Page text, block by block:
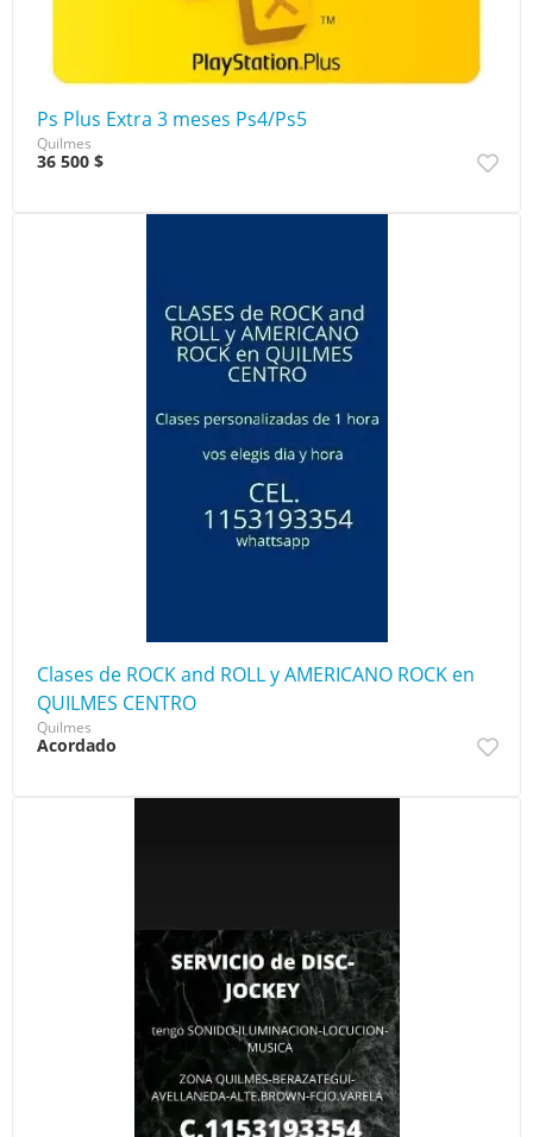
Ps Plus Extra 3 meses Ps4/Ps5
Quilmes
36 500 $
Clases de ROCK and ROLL y AMERICANO ROCK en
QUILMES CENTRO
Quilmes
Acordado